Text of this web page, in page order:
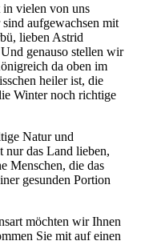
in vielen von uns
aufgewachsen mit
lieben Astrid
genauso stellen wir
da oben im
heiler ist, die
Winter noch richtige
Natur und
nur das Land lieben,
Menschen, die das
gesunden Portion
möchten wir Ihnen
Sie mit auf einen